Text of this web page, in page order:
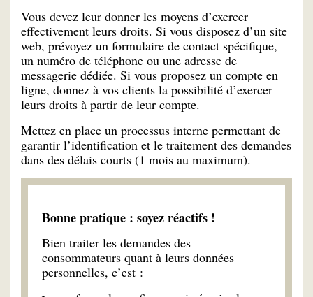
Vous devez leur donner les moyens d’exercer
effectivement leurs droits. Si vous disposez d’un site
web, prévoyez un formulaire de contact spécifique,
un numéro de téléphone ou une adresse de
messagerie dédiée. Si vous proposez un compte en
ligne, donnez à vos clients la possibilité d’exercer
leurs droits à partir de leur compte.
Mettez en place un processus interne permettant de
garantir l’identification et le traitement des demandes
dans des délais courts (1 mois au maximum).
Bonne pratique : soyez réactifs !
Bien traiter les demandes des
consommateurs quant à leurs données
personnelles, c’est :